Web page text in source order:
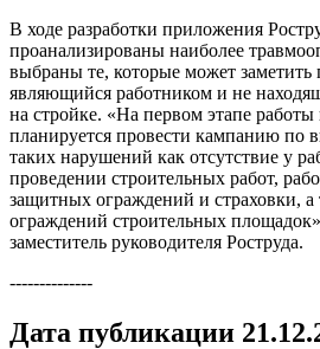
В ходе разработки приложения
проанализированы наиболее
выбраны те, которые может заметить
являющийся работником и не
на стройке. «На первом этапе
планируется провести кампанию по
таких нарушений как отсутствие у
проведении строительных работ,
защитных ограждений и страховки, а
ограждений строительных
заместитель руководителя Роструда.
--------------
Дата публикации